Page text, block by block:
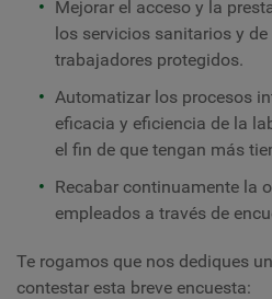
Mejorar el acceso y la
los servicios sanitarios y
trabajadores protegidos.
Automatizar los procesos
eficacia y eficiencia de la
el fin de que tengan más
Recabar continuamente la
empleados a través de
Te rogamos que nos dediques
contestar esta breve encuesta: